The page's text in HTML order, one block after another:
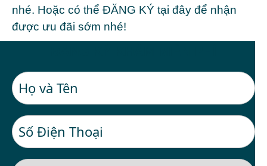
nhé. Hoặc có thể ĐĂNG KÝ tại đây để nhận
được ưu đãi sớm nhé!